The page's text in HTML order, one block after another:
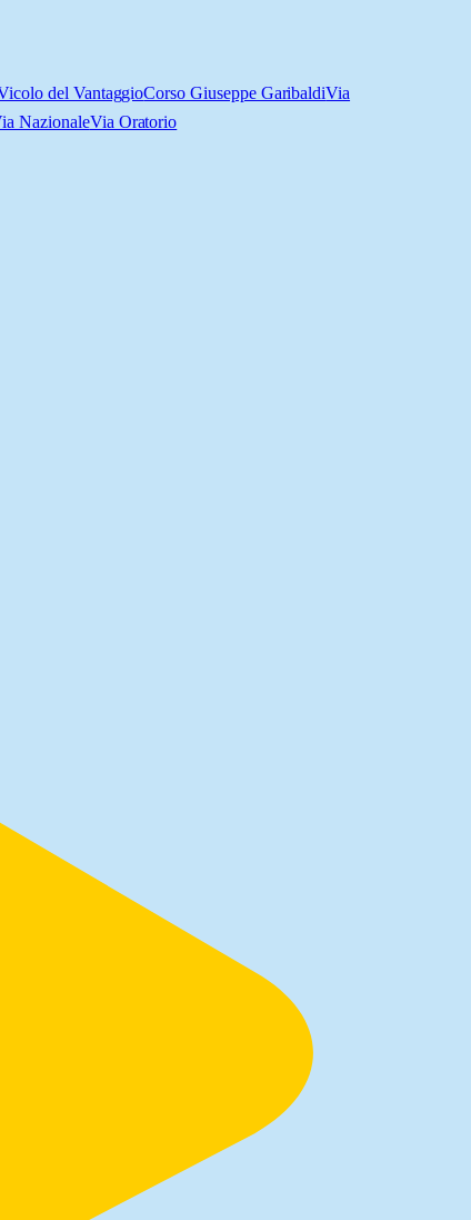
del VantaggioCorso Giuseppe GaribaldiVia
NazionaleVia Oratorio